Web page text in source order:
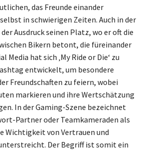
das Freunde einander
in schwierigen Zeiten. Auch in der
Ausdruck seinen Platz, wo er oft die
Bikern betont, die füreinander
Media hat sich ‚My Ride or Die‘ zu
entwickelt, um besondere
Freundschaften zu feiern, wobei
markieren und ihre Wertschätzung
In der Gaming-Szene bezeichnet
Partner oder Teamkameraden als
Wichtigkeit von Vertrauen und
Der Begriff ist somit ein